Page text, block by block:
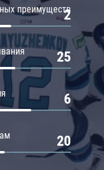
преимуществ
2
25
6
20